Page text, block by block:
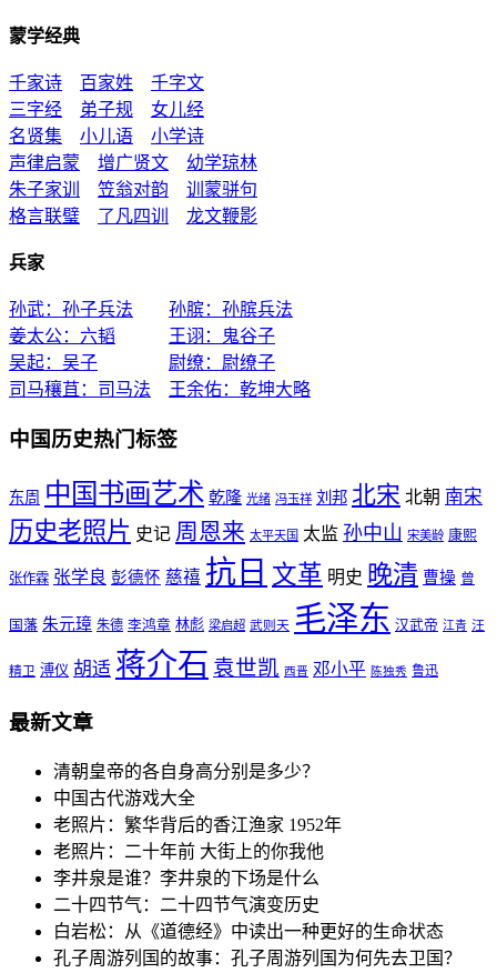
蒙学经典
千家诗 百家姓
千字文
三字经
弟子规
女儿经
名贤集
小儿语
小学诗
声律启蒙
增广贤文
幼学琼林
朱子家训
笠翁对韵
训蒙骈句
格言联璧
了凡四训 龙文鞭影
兵家
孙武：孙子兵法
孙膑：孙膑兵法
姜太公：六韬
王诩：鬼谷子
吴起：吴子
尉缭：尉缭子
司马穰苴：司马法
王余佑：乾坤大略
中国历史热门标签
东周 中国书画艺术 乾隆 光绪 冯玉祥 刘邦 北宋 北朝 南宋
历史老照片 史记 周恩来 太平天国 太监 孙中山 宋美龄 康熙
张作霖 张学良 彭德怀 慈禧 抗日 文革 明史 晚清 曹操 曾
国藩 朱元璋 朱德 李鸿章 林彪 梁启超 武则天 毛泽东 汉武帝 江青 汪
精卫 溥仪 胡适 蒋介石 袁世凯 西晋 邓小平 陈独秀 鲁迅
最新文章
清朝皇帝的各自身高分别是多少？
中国古代游戏大全
老照片：繁华背后的香江渔家 1952年
老照片：二十年前 大街上的你我他
李井泉是谁？李井泉的下场是什么
二十四节气：二十四节气演变历史
白岩松：从《道德经》中读出一种更好的生命状态
孔子周游列国的故事：孔子周游列国为何先去卫国？